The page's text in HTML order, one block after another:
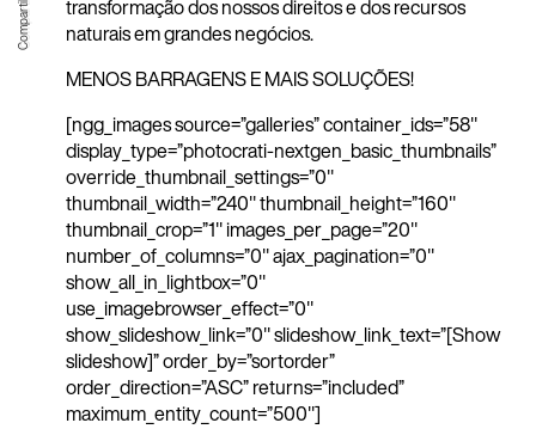
transformação dos nossos direitos e dos recursos
naturais em grandes negócios.
MENOS BARRAGENS E MAIS SOLUÇÕES!
[ngg_images source=”galleries” container_ids=”58″
display_type=”photocrati-nextgen_basic_thumbnails”
override_thumbnail_settings=”0″
thumbnail_width=”240″ thumbnail_height=”160″
thumbnail_crop=”1″ images_per_page=”20″
number_of_columns=”0″ ajax_pagination=”0″
show_all_in_lightbox=”0″
use_imagebrowser_effect=”0″
show_slideshow_link=”0″ slideshow_link_text=”[Show
slideshow]” order_by=”sortorder”
order_direction=”ASC” returns=”included”
maximum_entity_count=”500″]